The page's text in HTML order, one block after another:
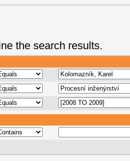
the search results.